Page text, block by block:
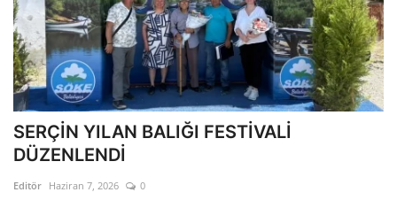
SERÇİN YILAN BALIĞI FESTİVALİ
DÜZENLENDİ
Editör Haziran 7, 2026 0